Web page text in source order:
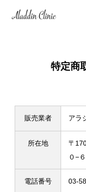
特定商
販売業者 アラ
所在地
〒
０−
電話番号 03-